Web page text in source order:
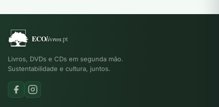
Livros, DVDs e CDs em segunda mão.
Sustentabilidade e cultura, juntos.